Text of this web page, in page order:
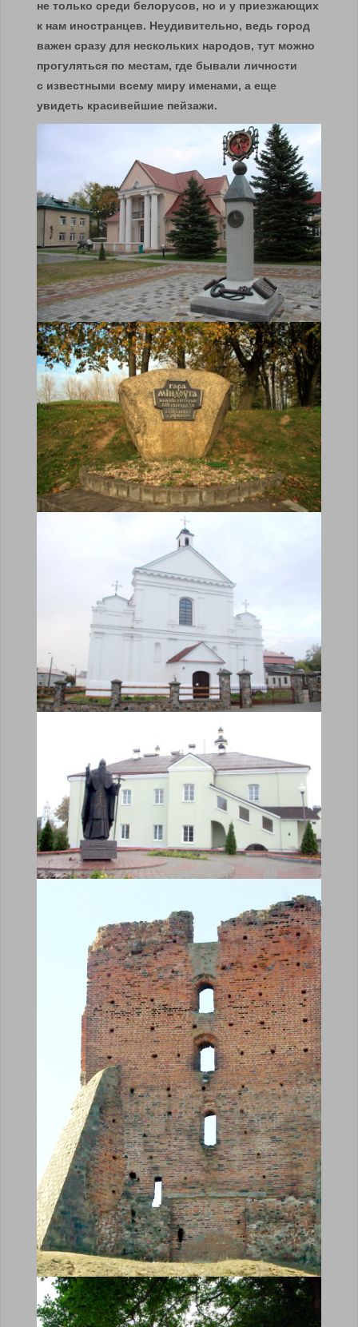
не только среди белорусов, но и у приезжающих
к нам иностранцев. Неудивительно, ведь город
важен сразу для нескольких народов, тут можно
прогуляться по местам, где бывали личности
с известными всему миру именами, а еще
увидеть красивейшие пейзажи.